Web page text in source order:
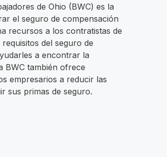
de Ohio (BWC) es la
el seguro de compensación
recursos a los contratistas de
del seguro de
a encontrar la
BWC también ofrece
empresarios a reducir las
sus primas de seguro.